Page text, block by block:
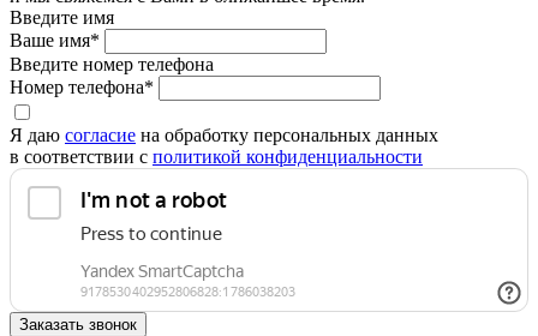
Введите имя
Ваше имя*
Введите номер телефона
Номер телефона*
Я даю согласие на обработку персональных данных
в соответствии с политикой конфиденциальности